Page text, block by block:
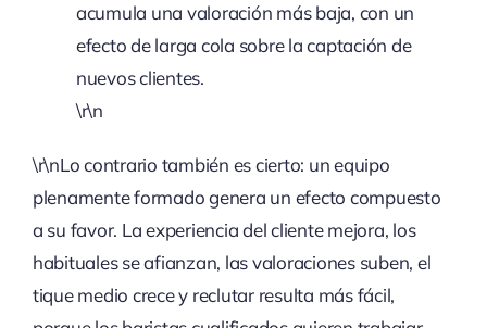
acumula una valoración más baja, con un
efecto de larga cola sobre la captación de
nuevos clientes.
\r\n
\r\nLo contrario también es cierto: un equipo
plenamente formado genera un efecto compuesto
a su favor. La experiencia del cliente mejora, los
habituales se afianzan, las valoraciones suben, el
tique medio crece y reclutar resulta más fácil,